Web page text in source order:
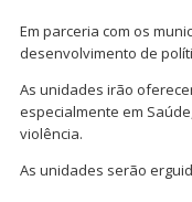
Em parceria com os
desenvolvimento de
As unidades irão
especialmente em
violência.
As unidades serão